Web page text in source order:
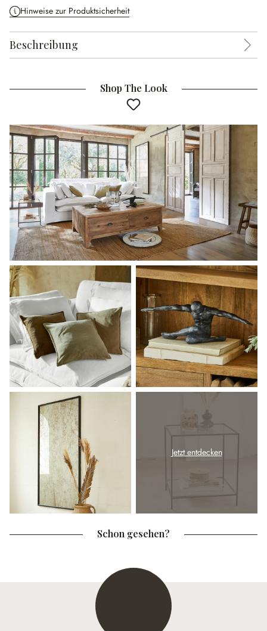
Hinweise zur Produktsicherheit
Beschreibung
Shop The Look
Jetzt entdecken
Schon gesehen?